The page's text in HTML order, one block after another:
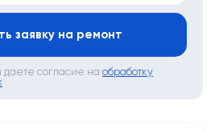
заявку на ремонт
согласие на обработку